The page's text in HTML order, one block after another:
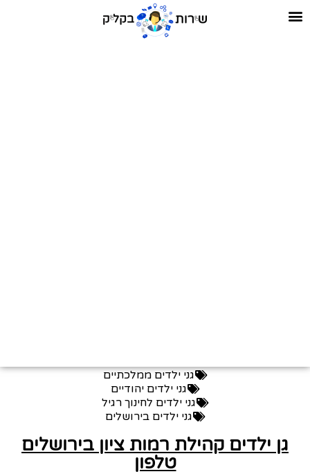
גני ילדים ממלכתיים
גני ילדים יהודיים
גני ילדים לחינוך רגיל
גני ילדים בירושלים
גן ילדים קהילת רמות ציון בירושלים
טלפון